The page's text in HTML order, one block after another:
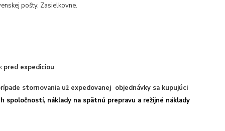
pošty, Zasielkovne.
pred expediciou.
stornovania už expedovanej objednávky sa kupujúci
spoločností, náklady na spätnú prepravu a režijné náklady